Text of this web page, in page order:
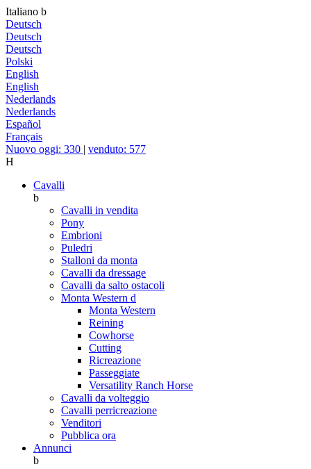
Italiano b
Deutsch
Deutsch
Deutsch
Polski
English
English
Nederlands
Nederlands
Español
Français
Nuovo oggi: 330 | venduto: 577
H
Cavalli
b
Cavalli in vendita
Pony
Embrioni
Puledri
Stalloni da monta
Cavalli da dressage
Cavalli da salto ostacoli
Monta Western d
Monta Western
Reining
Cowhorse
Cutting
Ricreazione
Passeggiate
Versatility Ranch Horse
Cavalli da volteggio
Cavalli perricreazione
Venditori
Pubblica ora
Annunci
b